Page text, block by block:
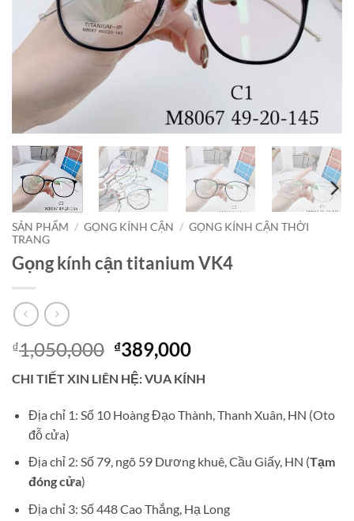
SẢN PHẨM / GỌNG KÍNH CẬN / GỌNG KÍNH CẬN THỜI
TRANG
Gọng kính cận titanium VK4
₫1,050,000 Giá
gốc
là:
₫1,050,000.
₫389,000Giá
tại
₫389,000.
CHI TIẾT XIN LIÊN HỆ: VUA KÍNH
Địa chỉ 1: Số 10 Hoàng Đạo Thành, Thanh Xuân, HN (Oto
đỗ cửa)
Địa chỉ 2: Số 79, ngõ 59 Dương khuê, Cầu Giấy, HN (Tạm
đóng cửa)
Địa chỉ 3: Số 448 Cao Thắng, Hạ Long